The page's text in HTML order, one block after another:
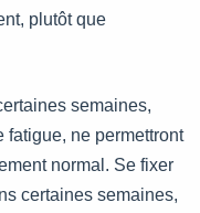
plutôt que
semaines,
fatigue, ne permettront
normal. Se fixer
certaines semaines,